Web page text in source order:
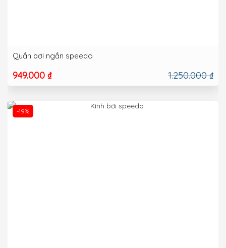
Quần bơi ngắn speedo
949.000 ₫ 1.250.000 ₫
-19%